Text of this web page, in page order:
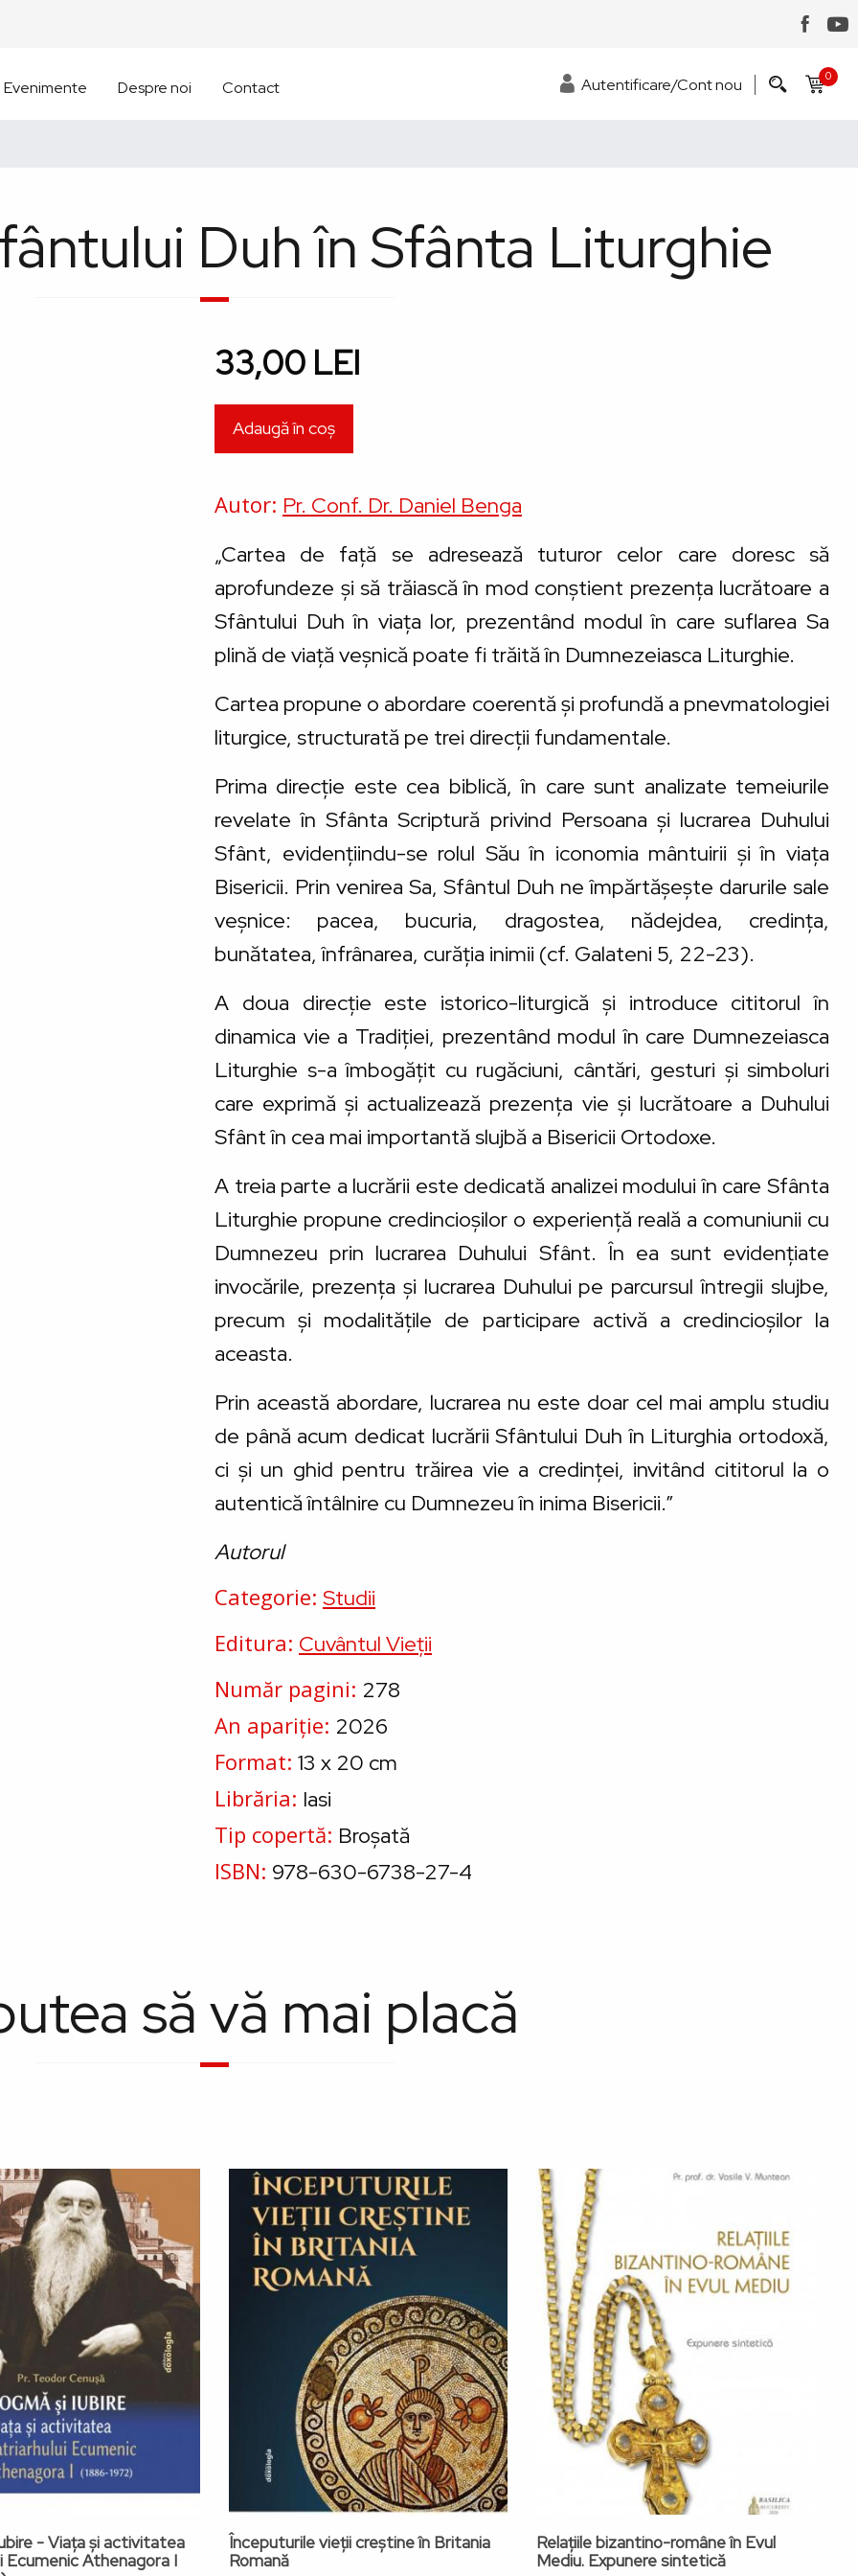
Evenimente Despre noi Contact Autentificare/Cont nou 0
Duh în Sfânta Liturghie
33,00 LEI
Autor Pr. Conf. Dr. Daniel Benga
„Cartea de față se adresează tuturor celor care doresc să
aprofundeze și să trăiască în mod conștient prezența lucrătoare a
Sfântului Duh în viața lor, prezentând modul în care suflarea Sa
plină de viață veșnică poate fi trăită în Dumnezeiasca Liturghie.
Cartea propune o abordare coerentă și profundă a pnevmatologiei
liturgice, structurată pe trei direcții fundamentale.
Prima direcție este cea biblică, în care sunt analizate temeiurile
revelate în Sfânta Scriptură privind Persoana și lucrarea Duhului
Sfânt, evidențiindu-se rolul Său în iconomia mântuirii și în viața
Bisericii. Prin venirea Sa, Sfântul Duh ne împărtășește darurile sale
veșnice: pacea, bucuria, dragostea, nădejdea, credința,
bunătatea, înfrânarea, curăția inimii (cf. Galateni 5, 22-23).
A doua direcție este istorico-liturgică și introduce cititorul în
dinamica vie a Tradiției, prezentând modul în care Dumnezeiasca
Liturghie s-a îmbogățit cu rugăciuni, cântări, gesturi și simboluri
care exprimă și actualizează prezența vie și lucrătoare a Duhului
Sfânt în cea mai importantă slujbă a Bisericii Ortodoxe.
A treia parte a lucrării este dedicată analizei modului în care Sfânta
Liturghie propune credincioșilor o experiență reală a comuniunii cu
Dumnezeu prin lucrarea Duhului Sfânt. În ea sunt evidențiate
invocările, prezența și lucrarea Duhului pe parcursul întregii slujbe,
precum și modalitățile de participare activă a credincioșilor la
aceasta.
Prin această abordare, lucrarea nu este doar cel mai amplu studiu
de până acum dedicat lucrării Sfântului Duh în Liturghia ortodoxă,
ci și un ghid pentru trăirea vie a credinței, invitând cititorul la o
autentică întâlnire cu Dumnezeu în inima Bisericii.”
Autorul
Categorie Studii
Editura Cuvântul Vieții
Număr pagini 278
An apariție 2026
Format 13 x 20 cm
Librăria Iasi
Tip copertă Broșată
ISBN 978-630-6738-27-4
să vă mai placă
- Viața și activitatea
Ecumenic Athenagora I
Începuturile vieții creștine în Britania
Romană
Relațiile bizantino-române în Evul
Mediu. Expunere sintetică